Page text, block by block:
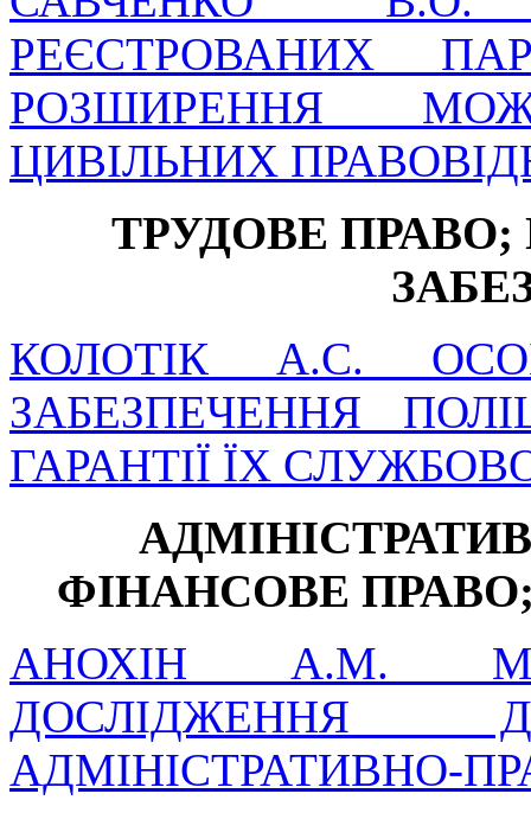
РЕЄСТРОВАНИХ
РОЗШИРЕННЯ
ЦИВІЛЬНИХ
ТРУДОВЕ ПРАВО;
КОЛОТІК А.С.
ЗАБЕЗПЕЧЕННЯ
ГАРАНТІЇ ЇХ
ФІНАНСОВЕ
АНОХІН А.М.
АДМІНІСТРАТИВНО-